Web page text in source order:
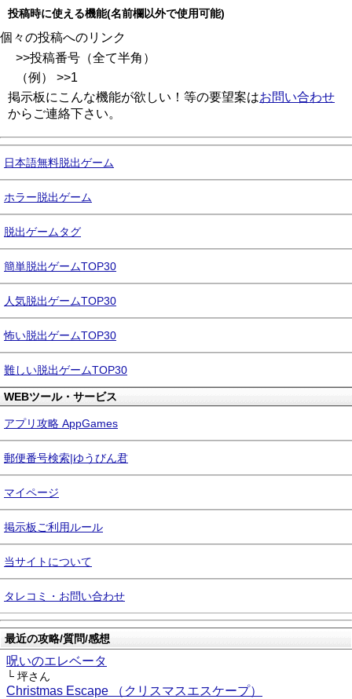
投稿時に使える機能(名前欄以外で使用可能)
個々の投稿へのリンク
>>投稿番号（全て半角）
（例） >>1
掲示板にこんな機能が欲しい！等の要望案はお問い合わせ
からご連絡下さい。
日本語無料脱出ゲーム
ホラー脱出ゲーム
脱出ゲームタグ
簡単脱出ゲームTOP30
人気脱出ゲームTOP30
怖い脱出ゲームTOP30
難しい脱出ゲームTOP30
WEBツール・サービス
アプリ攻略 AppGames
郵便番号検索|ゆうびん君
マイページ
掲示板ご利用ルール
当サイトについて
タレコミ・お問い合わせ
最近の攻略/質問/感想
呪いのエレベータ
└ 坪さん
Christmas Escape （クリスマスエスケープ）